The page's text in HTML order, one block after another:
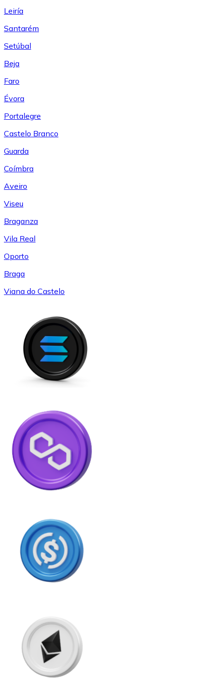
Leiría
Santarém
Setúbal
Beja
Faro
Évora
Portalegre
Castelo Branco
Guarda
Coímbra
Aveiro
Viseu
Braganza
Vila Real
Oporto
Braga
Viana do Castelo